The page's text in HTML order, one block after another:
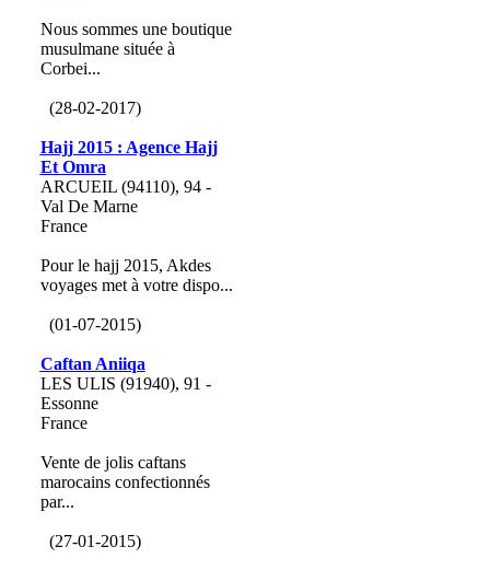
Nous sommes une boutique
musulmane située à
Corbei...
(28-02-2017)
Hajj 2015 : Agence Hajj
Et Omra
ARCUEIL (94110), 94 -
Val De Marne
France
Pour le hajj 2015, Akdes
voyages met à votre dispo...
(01-07-2015)
Caftan Aniiqa
LES ULIS (91940), 91 -
Essonne
France
Vente de jolis caftans
marocains confectionnés
par...
(27-01-2015)